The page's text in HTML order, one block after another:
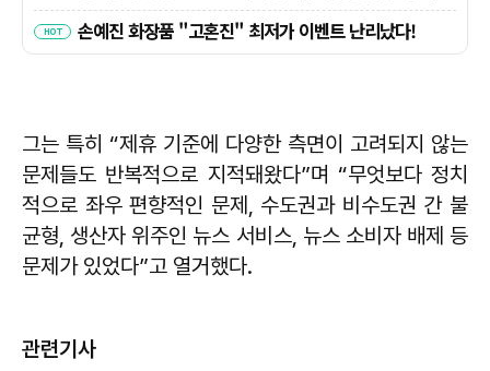
그는 특히 “제휴 기준에 다양한 측면이 고려되지 않는
문제들도 반복적으로 지적돼왔다”며 “무엇보다 정치
적으로 좌우 편향적인 문제, 수도권과 비수도권 간 불
균형, 생산자 위주인 뉴스 서비스, 뉴스 소비자 배제 등
문제가 있었다”고 열거했다.
관련기사